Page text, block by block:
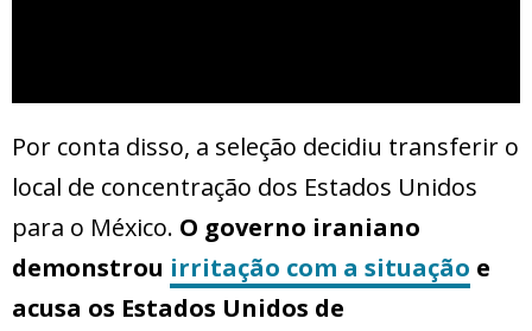
Por conta disso, a seleção decidiu transferir o
local de concentração dos Estados Unidos
para o México. O governo iraniano
demonstrou irritação com a situação e
acusa os Estados Unidos de